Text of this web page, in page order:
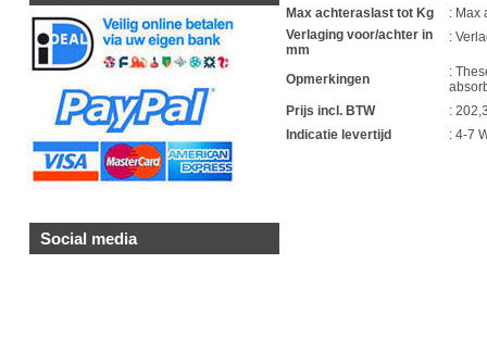
Social media
Max achteraslast tot Kg
: Max
Verlaging voor/achter in
mm
:
Opmerkingen
:
Prijs incl. BTW
:
Indicatie levertijd
: 4-7